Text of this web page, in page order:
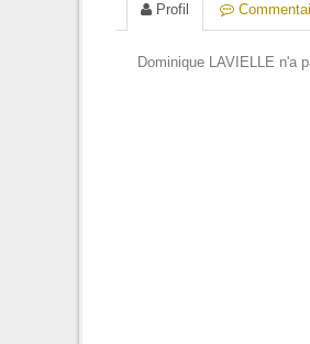
Profil
Dominique LAVIELLE n'a